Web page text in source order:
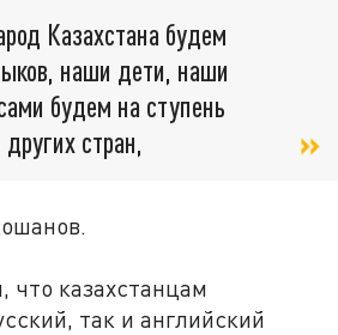
Казахстана будем
наши дети, наши
будем на ступень
стран,
что казахстанцам
так и английский